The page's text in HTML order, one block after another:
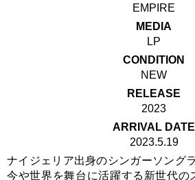
EMPIRE
MEDIA
LP
CONDITION
NEW
RELEASE
2023
ARRIVAL DATE
2023.5.19
ナイジェリア出身のシンガーソング
今や世界を舞台に活躍する新世代の